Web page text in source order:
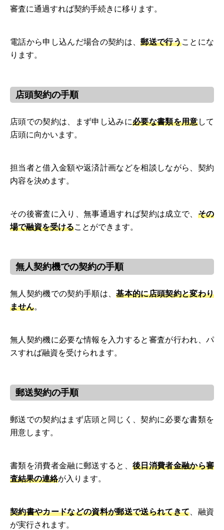
審査に通過すれば契約手続きに移ります。
電話から申し込んだ場合の契約は、郵送で行うことにな
ります。
店頭契約の手順
店頭での契約は、まず申し込みに必要な書類を用意して
店頭に向かいます。
担当者と借入金額や返済計画などを相談しながら、契約
内容を決めます。
その後審査に入り、無事通過すれば契約は成立で、 その
場で融資を受けることができます。
無人契約機での契約の手順
無人契約機での契約手順は、基本的に店頭契約と変わり
ません。
無人契約機に必要な情報を入力すると審査が行われ、パ
スすれば融資を受けられます。
郵送契約の手順
郵送での契約はまず店頭と同じく、契約に必要な書類を
用意します。
書類を消費者金融に郵送すると、 後日消費者金融から審
査結果の連絡が入ります。
契約書やカードなどの資料が郵送で送られてきて 、融資
が実行されます。